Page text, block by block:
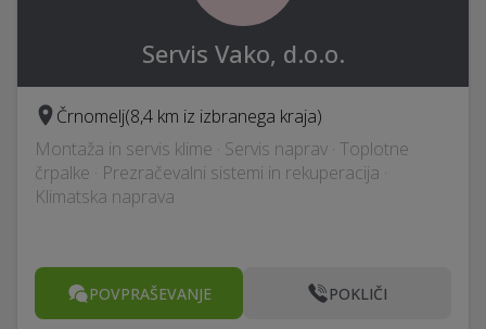
Servis Vako, d.o.o.
Črnomelj(8,4 km iz izbranega kraja)
Montaža in servis klime · Servis naprav · Toplotne
črpalke · Prezračevalni sistemi in rekuperacija ·
Klimatska naprava
POVPRAŠEVANJE POKLIČI